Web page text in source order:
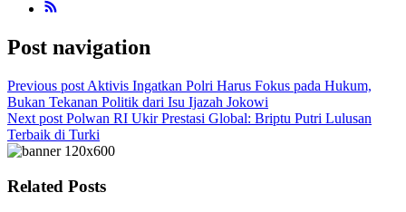
Post navigation
Previous post Aktivis Ingatkan Polri Harus Fokus pada Hukum,
Bukan Tekanan Politik dari Isu Ijazah Jokowi
Next post Polwan RI Ukir Prestasi Global: Briptu Putri Lulusan
Terbaik di Turki
Related Posts